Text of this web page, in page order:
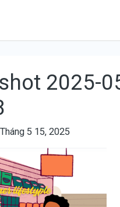
2025-
Tháng 5 15, 2025